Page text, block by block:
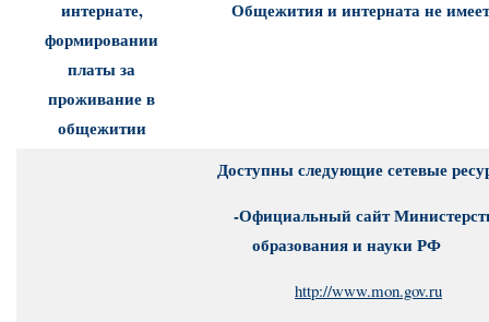
интернате,
формировании
платы за
проживание в
общежитии
Общежития и интерната не
Доступны следующие сетевые
-Официальный сайт
образования и науки РФ
http://www.mon.gov.ru